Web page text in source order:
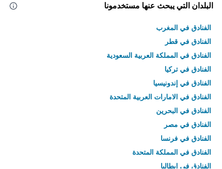
البلدان التي يبحث عنها مستخدمونا
الفنادق في المغرب
الفنادق في قطر
الفنادق في المملكة العربية السعودية
الفنادق في تركيا
الفنادق في إندونيسيا
الفنادق في الامارات العربية المتحدة
الفنادق في البحرين
الفنادق في مصر
الفنادق في فرنسا
الفنادق في المملكة المتحدة
الفنادق في إيطاليا